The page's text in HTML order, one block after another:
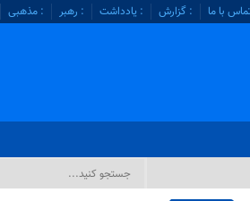
با ما : گزارش : یادداشت : رهبر : مذهبی